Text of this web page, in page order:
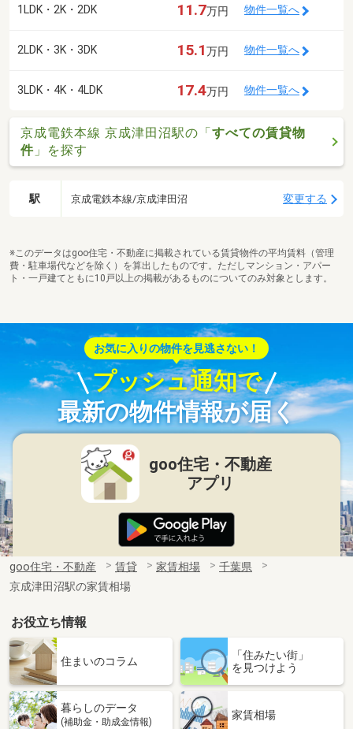
1LDK・2K・2DK 11.7万円 物件一覧へ
2LDK・3K・3DK 15.1万円 物件一覧へ
3LDK・4K・4LDK 17.4万円 物件一覧へ
京成電鉄本線 京成津田沼駅の「すべての賃貸物
件 」を探す
駅 京成電鉄本線/京成津田沼 変更する
※このデータはgoo住宅・不動産に掲載されている賃貸物件の平均賃料（管理
費・駐車場代などを除く）を算出したものです。ただしマンション・アパー
ト・一戸建てともに10戸以上の掲載があるものについてのみ対象とします。
お気に入りの物件を見逃さない！
プッシュ通知で
最新の物件情報が届く
goo住宅・不動産
アプリ
goo住宅・不動産 賃貸 家賃相場
千葉県
京成津田沼駅の家賃相場
お役立ち情報
住まいのコラム
「住みたい街」
を見つけよう
暮らしのデータ
(補助金・助成金情報)
家賃相場